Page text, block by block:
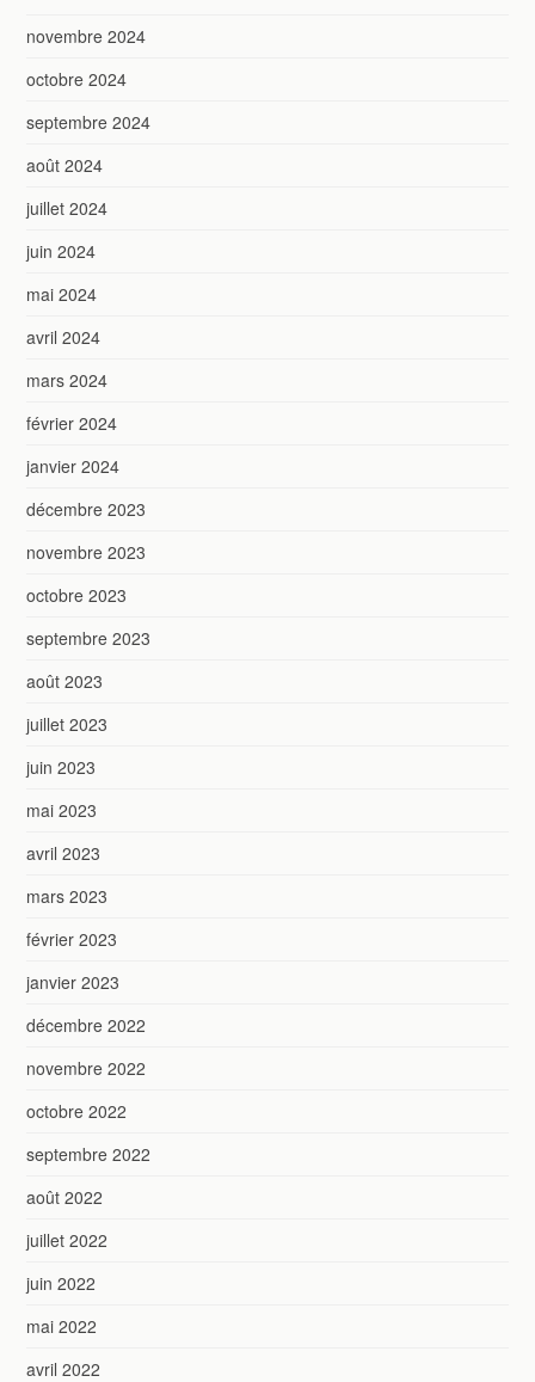
novembre 2024
octobre 2024
septembre 2024
août 2024
juillet 2024
juin 2024
mai 2024
avril 2024
mars 2024
février 2024
janvier 2024
décembre 2023
novembre 2023
octobre 2023
septembre 2023
août 2023
juillet 2023
juin 2023
mai 2023
avril 2023
mars 2023
février 2023
janvier 2023
décembre 2022
novembre 2022
octobre 2022
septembre 2022
août 2022
juillet 2022
juin 2022
mai 2022
avril 2022